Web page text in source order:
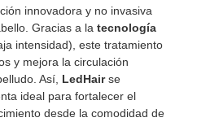
innovadora y no invasiva
Gracias a la tecnología
intensidad), este tratamiento
y mejora la circulación
Así, LedHairse
ideal para fortalecer el
desde la comodidad de